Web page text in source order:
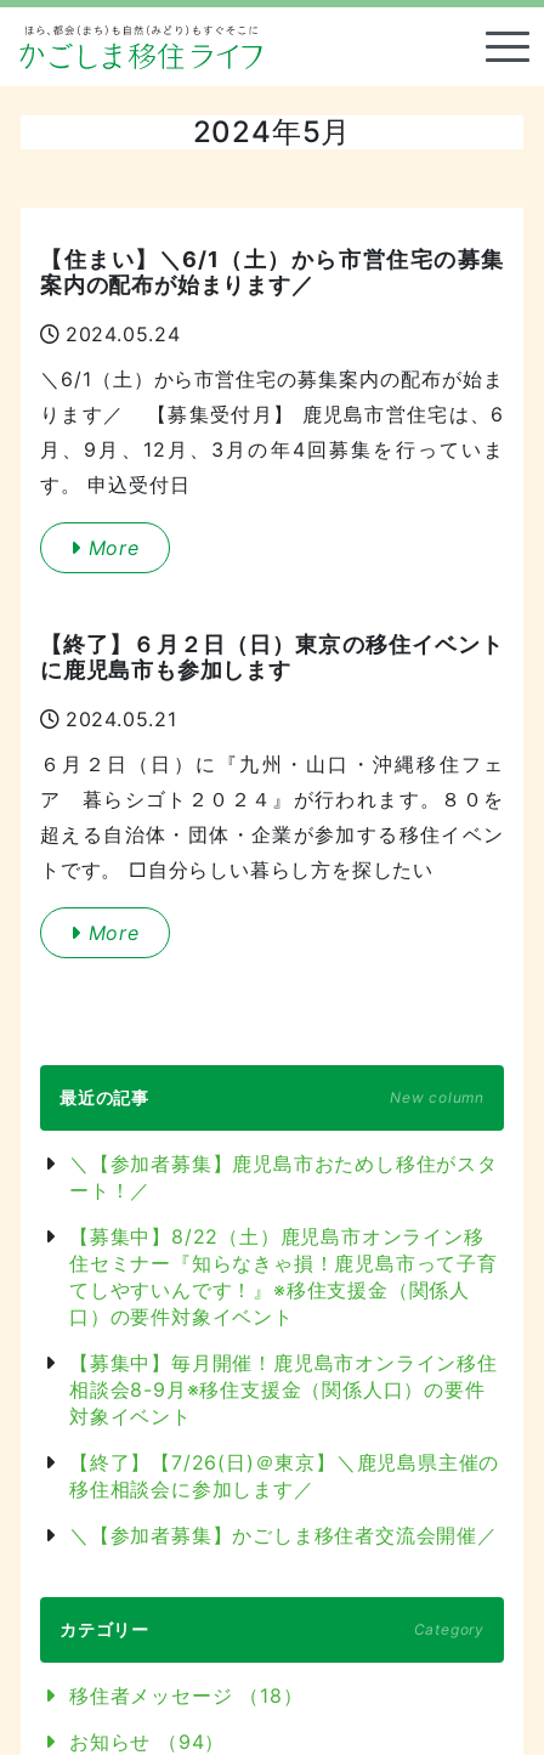
2024年5月
【住まい】＼6/1（土）から市営住宅の募集
案内の配布が始まります／
2024.05.24
＼6/1（土）から市営住宅の募集案内の配布が始ま
ります／ 【募集受付月】 鹿児島市営住宅は、6
月、9月、12月、3月の年4回募集を行っていま
す。 申込受付日
More
【終了】６月２日（日）東京の移住イベント
に鹿児島市も参加します
2024.05.21
６月２日（日）に『九州・山口・沖縄移住フェ
ア 暮らシゴト２０２４』が行われます。８０を
超える自治体・団体・企業が参加する移住イベン
トです。 □自分らしい暮らし方を探したい
More
最近の記事 New column
＼【参加者募集】鹿児島市おためし移住がスタ
ート！／
【募集中】8/22（土）鹿児島市オンライン移
住セミナー『知らなきゃ損！鹿児島市って子育
てしやすいんです！』※移住支援金（関係人
口）の要件対象イベント
【募集中】毎月開催！鹿児島市オンライン移住
相談会8-9月※移住支援金（関係人口）の要件
対象イベント
【終了】【7/26(日)＠東京】＼鹿児島県主催の
移住相談会に参加します／
＼【参加者募集】かごしま移住者交流会開催／
カテゴリー Category
移住者メッセージ （18）
お知らせ （94）